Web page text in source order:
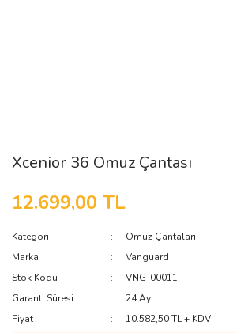
Xcenior 36 Omuz Çantası
12.699,00 TL
Kategori
Omuz Çantaları
Marka
Vanguard
Stok Kodu
VNG-00011
Garanti Süresi
24 Ay
Fiyat
10.582,50 TL + KDV